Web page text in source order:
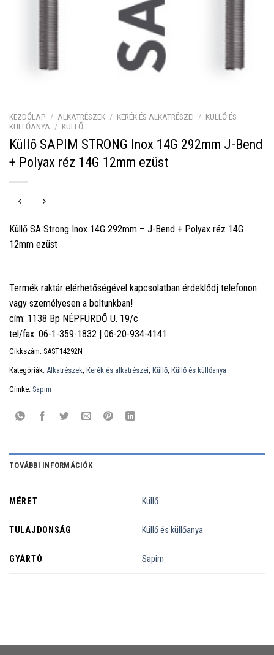
KEZDŐLAP / ALKATRÉSZEK / KERÉK ÉS ALKATRÉSZEI / KÜLLŐ ÉS
KÜLLŐANYA / KÜLLŐ
Küllő SAPIM STRONG Inox 14G 292mm J-Bend
+ Polyax réz 14G 12mm ezüst
Küllő SA Strong Inox 14G 292mm – J-Bend + Polyax réz 14G
12mm ezüst
Termék raktár elérhetőségével kapcsolatban érdeklődj telefonon
vagy személyesen a boltunkban!
cím: 1138 Bp NÉPFÜRDŐ U. 19/c
tel/fax: 06-1-359-1832 | 06-20-934-4141
Cikkszám: SAST14292N
Kategóriák: Alkatrészek Kerék és alkatrészei Küllő Küllő és küllőanya
Címke: Sapim
TOVÁBBI INFORMÁCIÓK
MÉRET Küllő
TULAJDONSÁG Küllő és küllőanya
GYÁRTÓ Sapim